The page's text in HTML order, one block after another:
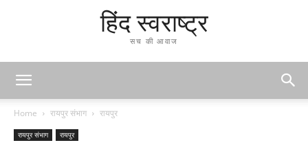
हिंद स्वराष्ट्र
सच की आवाज
Home रायपुर संभाग रायपुर
रायपुर संभाग रायपुर